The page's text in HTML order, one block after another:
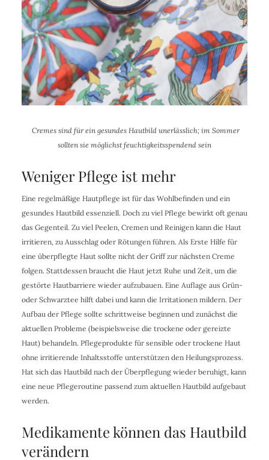
Cremes sind für ein gesundes Hautbild unerlässlich; im Sommer
sollten sie möglichst feuchtigkeitsspendend sein
Weniger Pflege ist mehr
Eine regelmäßige Hautpflege ist für das Wohlbefinden und ein
gesundes Hautbild essenziell. Doch zu viel Pflege bewirkt oft genau
das Gegenteil. Zu viel Peelen, Cremen und Reinigen kann die Haut
irritieren, zu Ausschlag oder Rötungen führen. Als Erste Hilfe für
eine überpflegte Haut sollte nicht der Griff zur nächsten Creme
folgen. Stattdessen braucht die Haut jetzt Ruhe und Zeit, um die
gestörte Hautbarriere wieder aufzubauen. Eine Auflage aus Grün-
oder Schwarztee hilft dabei und kann die Irritationen mildern. Der
Aufbau der Pflege sollte schrittweise beginnen und zunächst die
aktuellen Probleme (beispielsweise die trockene oder gereizte
Haut) behandeln. Pflegeprodukte für sensible oder trockene Haut
ohne irritierende Inhaltsstoffe unterstützen den Heilungsprozess.
Hat sich das Hautbild nach der Überpflegung wieder beruhigt, kann
eine neue Pflegeroutine passend zum aktuellen Hautbild aufgebaut
werden.
Medikamente können das Hautbild
verändern